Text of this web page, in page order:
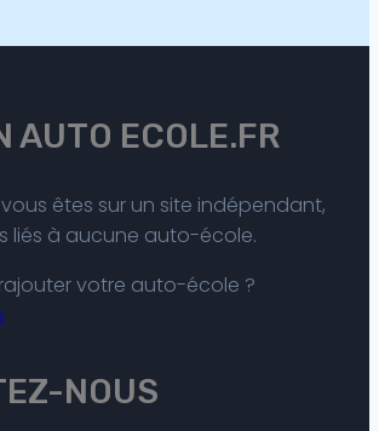
AUTO ECOLE.FR
vous êtes sur un site indépendant,
liés à aucune auto-école.
votre auto-école ?
NOUS